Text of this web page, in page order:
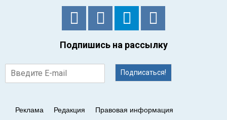
Подпишись на рассылку
Подписаться!
Реклама Редакция Правовая информация